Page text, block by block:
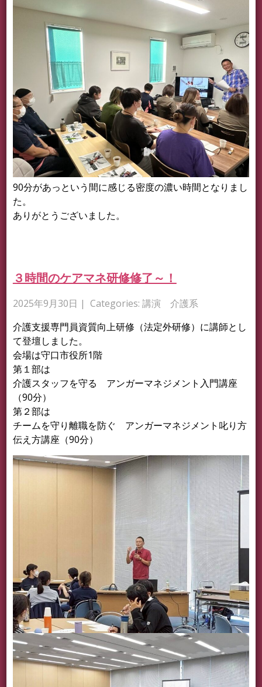
90分があっという間に感じる密度の濃い時間となりまし
た。
ありがとうございました。
３時間のケアマネ研修修了～！
2025年9月30日 | Categories: 講演 介護系
介護支援専門員資質向上研修（法定外研修）に講師とし
て登壇しました。
会場は守口市役所1階
第１部は
介護スタッフを守る アンガーマネジメント入門講座
（90分）
第２部は
チームを守り離職を防ぐ アンガーマネジメント叱り方
伝え方講座（90分）